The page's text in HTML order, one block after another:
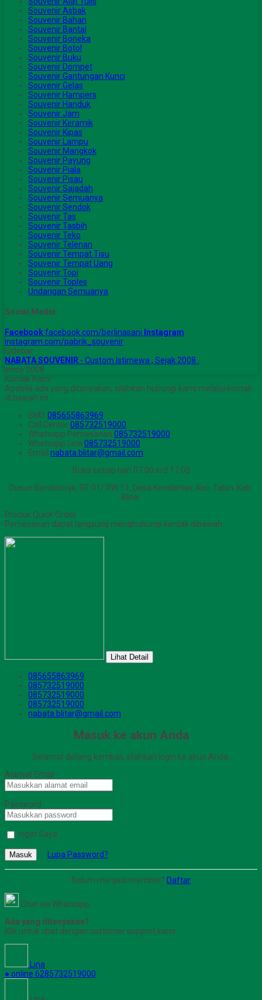
Souvenir Asbak
Souvenir Bahan
Souvenir Bantal
Souvenir Boneka
Souvenir Botol
Souvenir Buku
Souvenir Dompet
Souvenir Gantungan Kunci
Souvenir Gelas
Souvenir Hampers
Souvenir Handuk
Souvenir Jam
Souvenir Keramik
Souvenir Kipas
Souvenir Lampu
Souvenir Mangkok
Souvenir Payung
Souvenir Piala
Souvenir Pisau
Souvenir Sajadah
Souvenir Semuanya
Souvenir Sendok
Souvenir Tas
Souvenir Tasbih
Souvenir Teko
Souvenir Telenan
Souvenir Tempat Tisu
Souvenir Tempat Uang
Souvenir Topi
Souvenir Toples
Undangan Semuanya
Social Media
Facebookfacebook.com/berlinasani Instagram
instagram.com/pabrik_souvenir
Sidebar
NABATA SOUVENIR - Custom Istimewa , Sejak 2008 .
since 2008
Kontak Kami
Apabila ada yang ditanyakan, silahkan hubungi kami melalui kontak
di bawah ini.
SMS 085655863969
Call Center085732519000
Whatsapp Pemesanan 085732519000
Whatsapp Lina 085732519000
Email nabata.blitar@gmail.com
Buka setiap hari 07.00 s/d 17.00
Dusun Bendelonje, RT 01/ RW 11, Desa Kendalrejo, Kec. Talun. Kab.
Blitar.
Produk Quick Order
Pemesanan dapat langsung menghubungi kontak dibawah:
Lihat Detail
085655863969
085732519000
085732519000
085732519000
nabata.blitar@gmail.com
Masuk ke akun Anda
Selamat datang kembali, silahkan login ke akun Anda.
Alamat Email
Password
Ingat Saya
Masuk Lupa Password?
Belum menjadi member? Daftar
Chat via Whatsapp
Ada yang ditanyakan?
Klik untuk chat dengan customer support kami
Lina
● online 6285732519000